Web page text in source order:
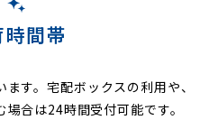
間帯
ます。宅配ボックスの利用や、
合は24時間受付可能です。